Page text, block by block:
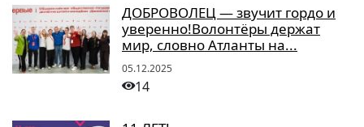
ДОБРОВОЛЕЦ — звучит гордо и
уверенно!Волонтёры держат
мир, словно Атланты на...
05.12.2025
14